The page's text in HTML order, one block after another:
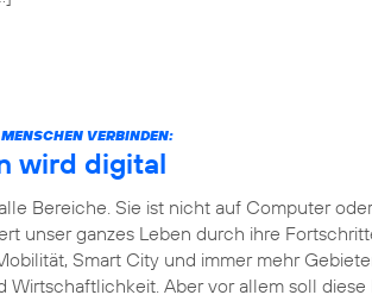
VERBINDEN:
wird digital
Bereiche. Sie ist nicht auf Computer
unser ganzes Leben durch ihre
Smart City und immer mehr
Wirtschaftlichkeit. Aber vor allem soll